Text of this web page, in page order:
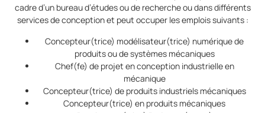
cadre d’un bureau d’études ou de recherche ou dans différents
services de conception et peut occuper les emplois suivants :
Concepteur(trice) modélisateur(trice) numérique de
produits ou de systèmes mécaniques
Chef(fe) de projet en conception industrielle en
mécanique
Concepteur(trice) de produits industriels mécaniques
Concepteur(trice) en produits mécaniques